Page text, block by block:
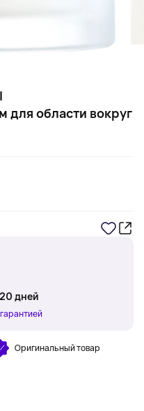
для области вокруг
дней
Оригинальный товар